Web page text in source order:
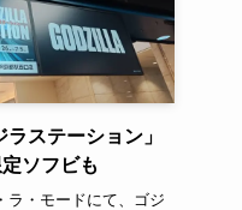
ステーション」
ソフビも
ラ・モードにて、ゴジ